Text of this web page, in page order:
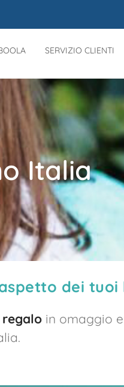
SERVIZIO CLIENTI
Italia
dei tuoi
in omaggio